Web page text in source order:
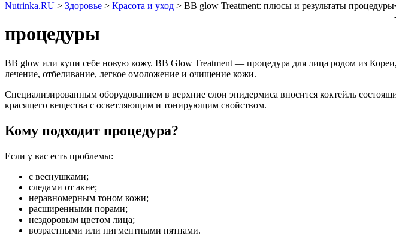
Nutrinka.RU > Здоровье > Красота и уход > BB glow Treatment: плюсы и результаты процедуры
процедуры
BB glow или купи себе новую кожу. BB Glow Treatment — процедура для лица родом из
лечение, отбеливание, легкое омоложение и очищение кожи.
Специализированным оборудованием в верхние слои эпидермиса вносится коктейль
красящего вещества с осветляющим и тонирующим свойством.
Кому подходит процедура?
Если у вас есть проблемы:
c веснушками;
следами от акне;
неравномерным тоном кожи;
расширенными порами;
нездоровым цветом лица;
возрастными или пигментными пятнами.